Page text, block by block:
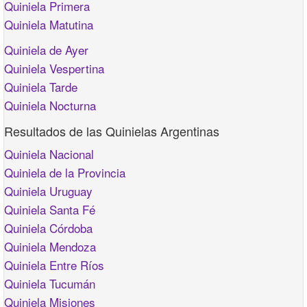
Quiniela Primera
Quiniela Matutina
Quiniela de Ayer
Quiniela Vespertina
Quiniela Tarde
Quiniela Nocturna
Resultados de las Quinielas Argentinas
Quiniela Nacional
Quiniela de la Provincia
Quiniela Uruguay
Quiniela Santa Fé
Quiniela Córdoba
Quiniela Mendoza
Quiniela Entre Ríos
Quiniela Tucumán
Quiniela Misiones